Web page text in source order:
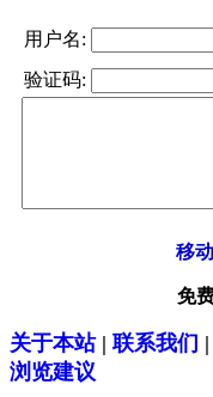
用户名:
验证码:
移
免
关于本站| 联系我们 |
浏览建议